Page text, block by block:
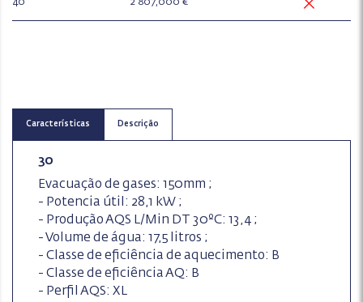
Características Descrição
30
Evacuação de gases: 150mm ;
- Potencia útil: 28,1 kW ;
- Produção AQS L/Min DT 30ºC: 13,4 ;
- Volume de água: 17,5 litros ;
- Classe de eficiência de aquecimento: B
- Classe de eficiência AQ: B
- Perfil AQS: XL